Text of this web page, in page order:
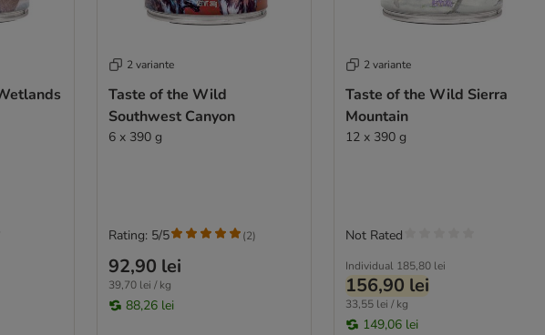
2 variante
Taste of the Wild
Southwest Canyon
6 x 390 g
92,90 lei
39,70 lei / kg
88,26 lei
Rating: 5/5 (2)
2 variante
Taste of the Wild Sierra
Mountain
12 x 390 g
Individual 185,80 lei
156,90 lei
33,55 lei / kg
149,06 lei
Not Rated